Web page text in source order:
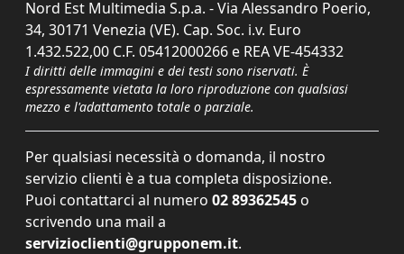
Nord Est Multimedia S.p.a. - Via Alessandro Poerio,
34, 30171 Venezia (VE). Cap. Soc. i.v. Euro
1.432.522,00 C.F. 05412000266 e REA VE-454332
I diritti delle immagini e dei testi sono riservati. È
espressamente vietata la loro riproduzione con qualsiasi
mezzo e l'adattamento totale o parziale.
Per qualsiasi necessità o domanda, il nostro
servizio clienti è a tua completa disposizione.
Puoi contattarci al numero 02 89362545 o
scrivendo una mail a
servizioclienti@grupponem.it.